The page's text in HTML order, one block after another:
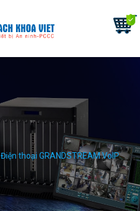
Điện thoại GRANDSTREAM VoIP